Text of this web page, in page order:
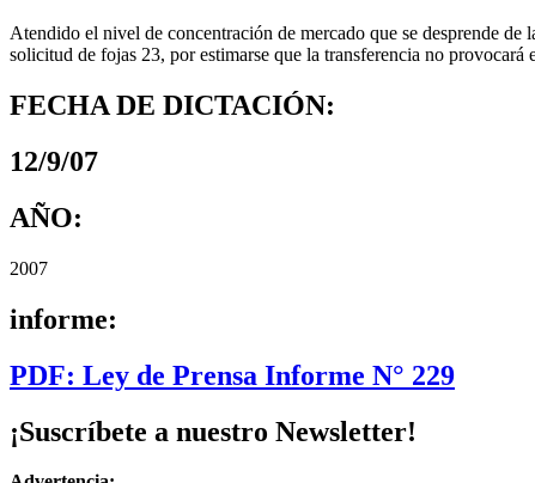
Atendido el nivel de concentración de mercado que se desprende
solicitud de fojas 23, por estimarse que la transferencia no
FECHA DE DICTACIÓN:
12/9/07
AÑO:
2007
informe:
PDF: Ley de Prensa Informe N° 229
¡Suscríbete a nuestro Newsletter!